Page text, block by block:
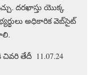
దరఖాస్తు యొక్క
అధికారిక వెబ్‌సైట్
తేదీ 11.07.24